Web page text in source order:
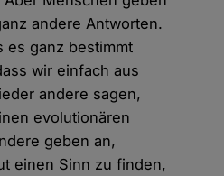
andere Antworten.
es ganz bestimmt
wir einfach aus
andere sagen,
evolutionären
geben an,
einen Sinn zu finden,